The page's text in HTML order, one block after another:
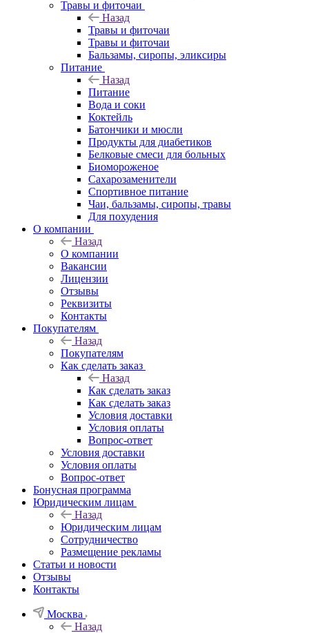
Травы и фиточаи
Назад
Травы и фиточаи
Травы и фиточаи
Бальзамы, сиропы, эликсиры
Питание
Назад
Питание
Вода и соки
Коктейль
Батончики и мюсли
Продукты для диабетиков
Белковые смеси для больных
Биомороженое
Сахарозаменители
Спортивное питание
Чаи, бальзамы, сиропы, травы
Для похудения
О компании
Назад
О компании
Вакансии
Лицензии
Отзывы
Реквизиты
Контакты
Покупателям
Назад
Покупателям
Как сделать заказ
Назад
Как сделать заказ
Как сделать заказ
Условия доставки
Условия оплаты
Вопрос-ответ
Условия доставки
Условия оплаты
Вопрос-ответ
Бонусная программа
Юридическим лицам
Назад
Юридическим лицам
Сотрудничество
Размещение рекламы
Статьи и новости
Отзывы
Контакты
Москва
Назад